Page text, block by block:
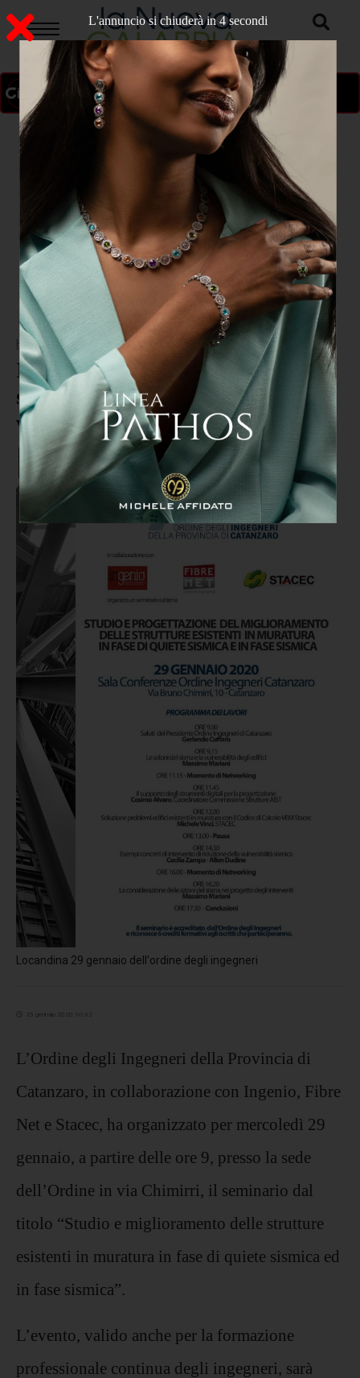
ON AIR
Home > CATANZARO
Il 29 gennaio a Catanzaro un
seminario sul tema della
vulnerabilità sismica
Locandina 29 gennaio dell'ordine degli ingegneri
25 gennaio 2020 10:32
L’Ordine degli Ingegneri della Provincia di
Catanzaro, in collaborazione con Ingenio, Fibre
Net e Stacec, ha organizzato per mercoledì 29
gennaio, a partire delle ore 9, presso la sede
dell’Ordine in via Chimirri, il seminario dal
titolo “Studio e miglioramento delle strutture
esistenti in muratura in fase di quiete sismica ed
in fase sismica”.
L’evento, valido anche per la formazione
professionale continua degli ingegneri, sarà
L'annuncio si chiuderà in 3 secondi